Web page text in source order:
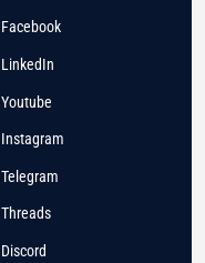
Facebook
LinkedIn
Youtube
Instagram
Telegram
Threads
Discord